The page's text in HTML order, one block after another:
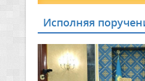
Исполняя